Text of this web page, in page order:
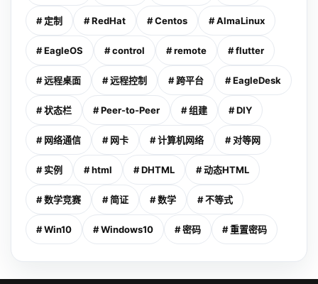
# 定制 # RedHat # Centos # AlmaLinux
# EagleOS # control # remote # flutter
# 远程桌面 # 远程控制 # 跨平台 # EagleDesk
# 状态栏 # Peer-to-Peer # 组建 # DIY
# 网络通信 # 网卡 # 计算机网络 # 对等网
# 实例 # html # DHTML # 动态HTML
# 数学竞赛 # 简证 # 数学 # 不等式
# Win10 # Windows10 # 密码 # 重置密码